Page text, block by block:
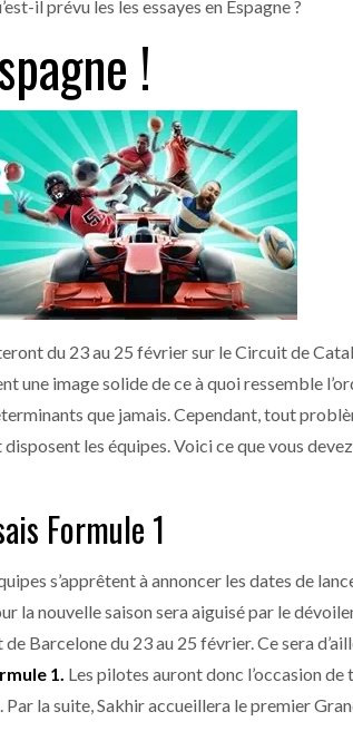
il prévu les les essayes en Espagne ?
!
du 23 au 25 février sur le Circuit de
une image solide de ce à quoi ressemble
que jamais. Cependant, tout
les équipes. Voici ce que vous
Formule 1
s’apprêtent à annoncer les dates de
la nouvelle saison sera aiguisé par le
Barcelone du 23 au 25 février. Ce sera
1. Les pilotes auront donc l’occasion de
la suite, Sakhir accueillera le premier